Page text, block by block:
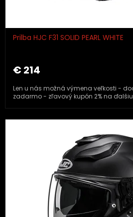
Prilba HJC F31 SOLID PEARL WHITE
€ 214
Len u nás možná výmena veľkosti -
zadarmo - zľavový kupón 2% na